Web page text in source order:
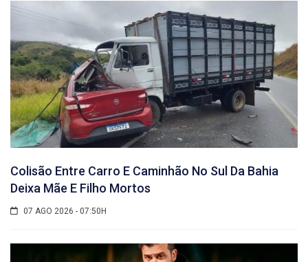
Colisão Entre Carro E Caminhão No Sul Da Bahia
Deixa Mãe E Filho Mortos
07 AGO 2026 - 07:50H